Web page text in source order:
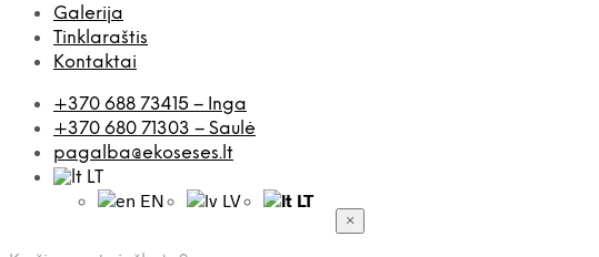
Galerija
Tinklaraštis
Kontaktai
+370 688 73415 – Inga
+370 680 71303 – Saulė
pagalba@ekoseses.lt
LT
EN LV LT
×